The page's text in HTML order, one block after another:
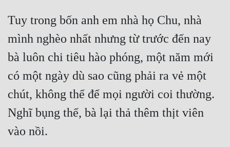
Kinh Dị
Kỳ Ảo
Linh Dị
Làm Giàu
Tuy trong bốn anh em nhà họ Chu, nhà
mình nghèo nhất nhưng từ trước đến nay
bà luôn chi tiêu hào phóng, một năm mới
có một ngày dù sao cũng phải ra vẻ một
chút, không thể để mọi người coi thường.
Nghĩ bụng thế, bà lại thả thêm thịt viên
vào nồi.